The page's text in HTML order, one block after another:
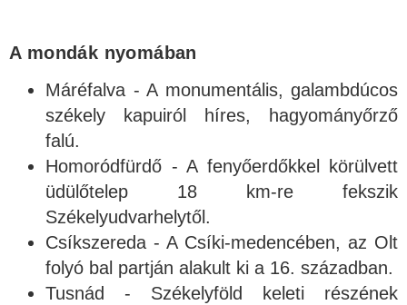
A mondák nyomában
Máréfalva - A monumentális, galambdúcos
székely kapuiról híres, hagyományőrző
falú.
Homoródfürdő - A fenyőerdőkkel körülvett
üdülőtelep 18 km-re fekszik
Székelyudvarhelytől.
Csíkszereda - A Csíki-medencében, az Olt
folyó bal partján alakult ki a 16. században.
Tusnád - Székelyföld keleti részének